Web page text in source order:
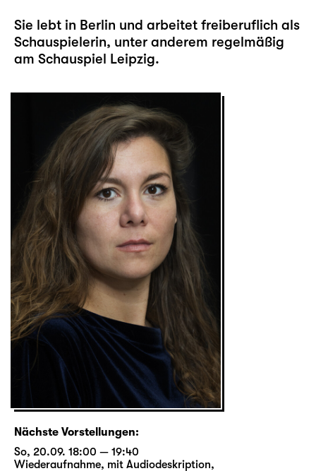
Sie lebt in Berlin und arbeitet freiberuflich als
Schauspielerin, unter anderem regelmäßig
am Schauspiel Leipzig.
Nächste Vorstellungen:
So, 20.09. 18:00 — 19:40
Wiederaufnahme, mit Audiodeskription,